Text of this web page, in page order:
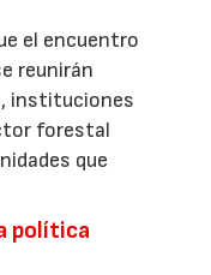
el encuentro
reunirán
instituciones
forestal
que
política